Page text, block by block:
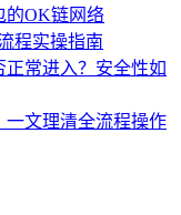
的OK链网络
程实操指南
常进入？安全性如
一文理清全流程操作